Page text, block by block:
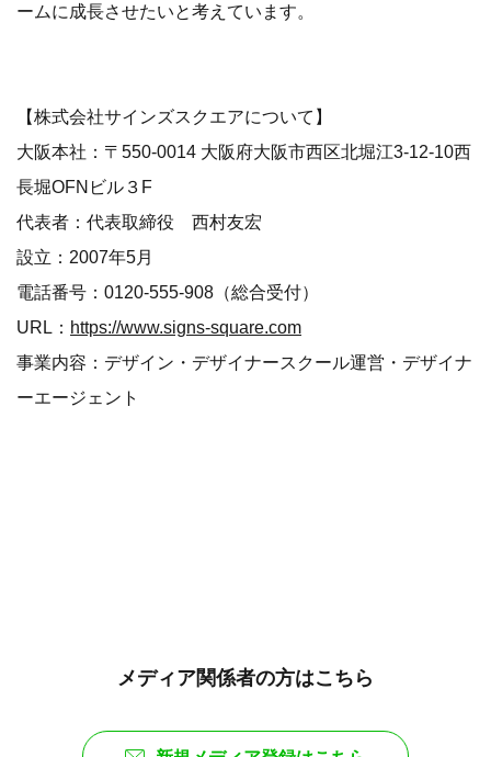
ームに成長させたいと考えています。
【株式会社サインズスクエアについて】
大阪本社：〒550-0014 大阪府大阪市西区北堀江3-12-10西
長堀OFNビル３F
代表者：代表取締役 西村友宏
設立：2007年5月
電話番号：0120-555-908（総合受付）
URL： https://www.signs-square.com
事業内容：デザイン・デザイナースクール運営・デザイナ
ーエージェント
メディア関係者の方はこちら